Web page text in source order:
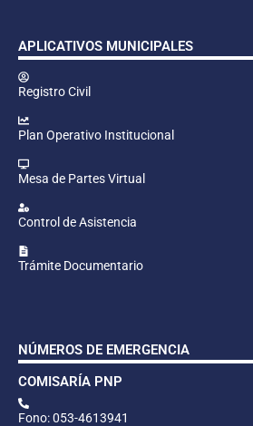
APLICATIVOS MUNICIPALES
Registro Civil
Plan Operativo Institucional
Mesa de Partes Virtual
Control de Asistencia
Trámite Documentario
NÚMEROS DE EMERGENCIA
COMISARÍA PNP
Fono: 053-4613941